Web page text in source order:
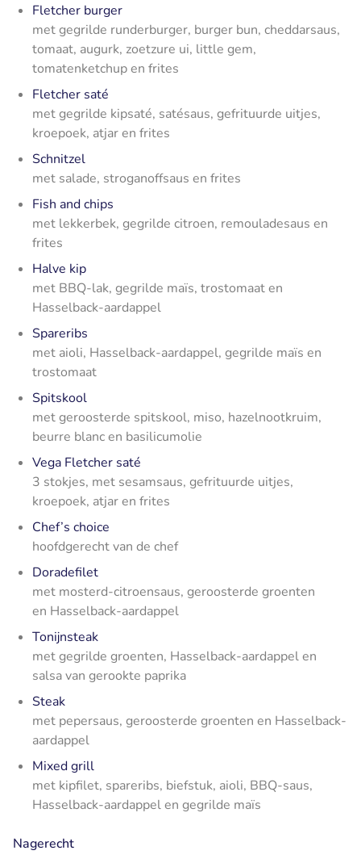
Fletcher burger
met gegrilde runderburger, burger bun, cheddarsaus,
tomaat, augurk, zoetzure ui, little gem,
tomatenketchup en frites
Fletcher saté
met gegrilde kipsaté, satésaus, gefrituurde uitjes,
kroepoek, atjar en frites
Schnitzel
met salade, stroganoffsaus en frites
Fish and chips
met lekkerbek, gegrilde citroen, remouladesaus en
frites
Halve kip
met BBQ-lak, gegrilde maïs, trostomaat en
Hasselback-aardappel
Spareribs
met aioli, Hasselback-aardappel, gegrilde maïs en
trostomaat
Spitskool
met geroosterde spitskool, miso, hazelnootkruim,
beurre blanc en basilicumolie
Vega Fletcher saté
3 stokjes, met sesamsaus, gefrituurde uitjes,
kroepoek, atjar en frites
Chef’s choice
hoofdgerecht van de chef
Doradefilet
met mosterd-citroensaus, geroosterde groenten
en Hasselback-aardappel
Tonijnsteak
met gegrilde groenten, Hasselback-aardappel en
salsa van gerookte paprika
Steak
met pepersaus, geroosterde groenten en Hasselback-
aardappel
Mixed grill
met kipfilet, spareribs, biefstuk, aioli, BBQ-saus,
Hasselback-aardappel en gegrilde maïs
Nagerecht